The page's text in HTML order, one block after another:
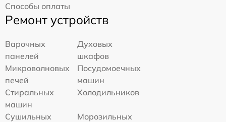
Способы оплаты
Ремонт устройств
Варочных
панелей
Духовых
шкафов
Микроволновых
печей
Посудомоечных
машин
Стиральных
машин
Холодильников
Сушильных
Морозильных